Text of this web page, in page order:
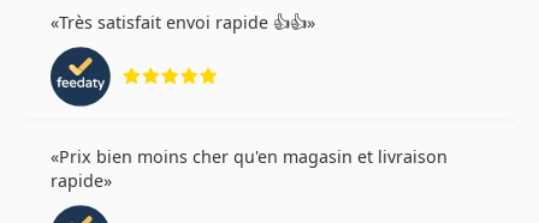
Très satisfait envoi rapide 👍👍
Prix bien moins cher qu'en magasin et livraison
rapide